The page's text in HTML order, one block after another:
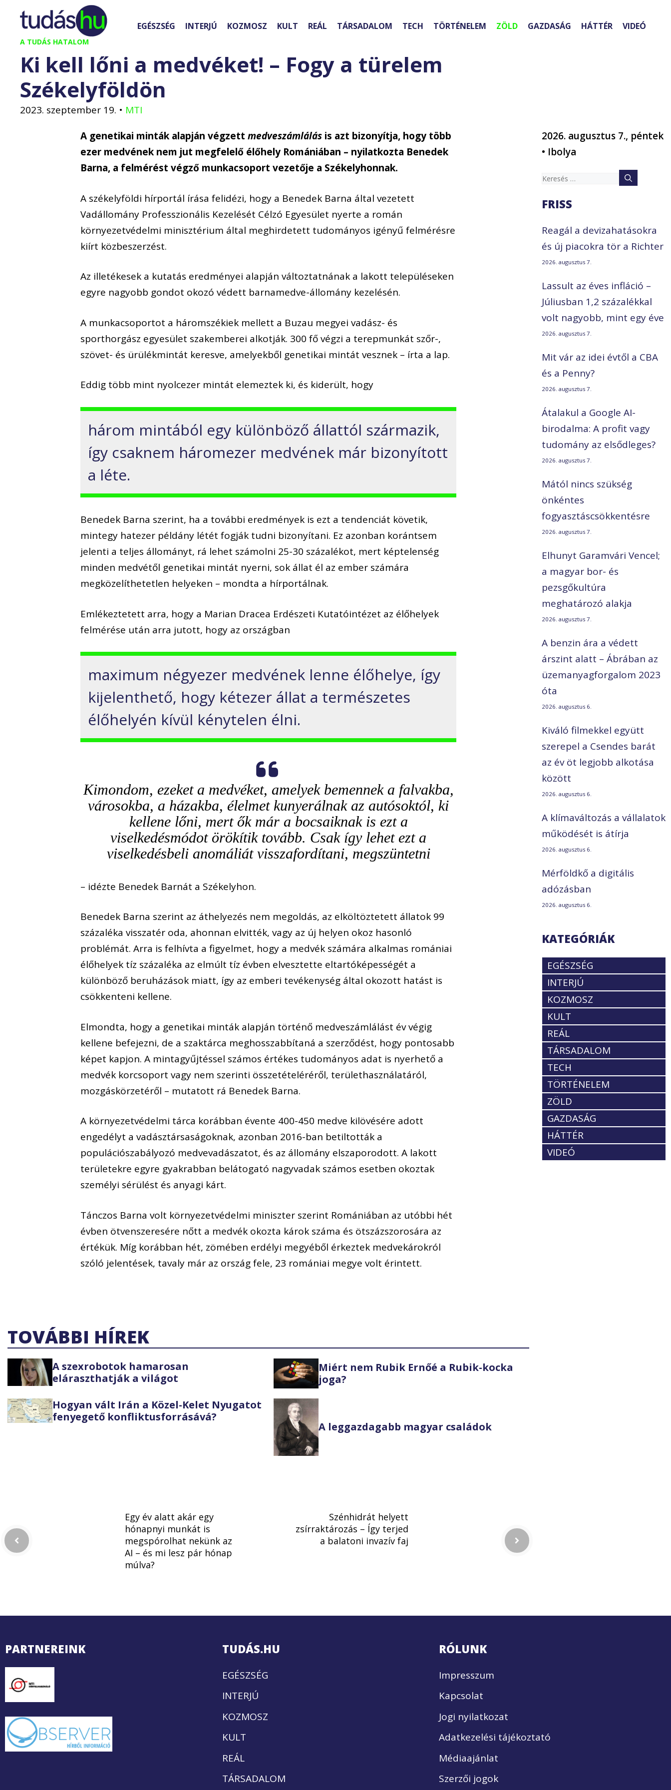
Kilépés
tartalomba
A TUDÁS HATALOM
EGÉSZSÉG INTERJÚ KOZMOSZ KULT REÁL TÁRSADALOM TECH TÖRTÉNELEM ZÖLD GAZDASÁG HÁTTÉR VIDEÓ
Ki kell lőni a medvéket! – Fogy a türelem
Székelyföldön
2023. szeptember 19. • MTI
A genetikai minták alapján végzettmedveszámlálás is azt bizonyítja, hogy több
ezer medvének nem jut megfelelő élőhely Romániában – nyilatkozta Benedek
Barna, a felmérést végző munkacsoport vezetője a Székelyhonnak.
A székelyföldi hírportál írása felidézi, hogy a Benedek Barna által vezetett
Vadállomány Professzionális Kezelését Célzó Egyesület nyerte a román
környezetvédelmi minisztérium által meghirdetett tudományos igényű felmérésre
kiírt közbeszerzést.
Az illetékesek a kutatás eredményei alapján változtatnának a lakott településeken
egyre nagyobb gondot okozó védett barnamedve-állomány kezelésén.
A munkacsoportot a háromszékiek mellett a Buzau megyei vadász- és
sporthorgász egyesület szakemberei alkotják. 300 fő végzi a terepmunkát szőr-,
szövet- és ürülékmintát keresve, amelyekből genetikai mintát vesznek – írta a lap.
Eddig több mint nyolcezer mintát elemeztek ki, és kiderült, hogy
három mintából egy különböző állattól származik,
így csaknem háromezer medvének már bizonyított
a léte.
Benedek Barna szerint, ha a további eredmények is ezt a tendenciát követik,
mintegy hatezer példány létét fogják tudni bizonyítani. Ez azonban korántsem
jelenti a teljes állományt, rá lehet számolni 25-30 százalékot, mert képtelenség
minden medvétől genetikai mintát nyerni, sok állat él az ember számára
megközelíthetetlen helyeken – mondta a hírportálnak.
Emlékeztetett arra, hogy a Marian Dracea Erdészeti Kutatóintézet az élőhelyek
felmérése után arra jutott, hogy az országban
maximum négyezer medvének lenne élőhelye, így
kijelenthető, hogy kétezer állat a természetes
élőhelyén kívül kénytelen élni.
Kimondom, ezeket a medvéket, amelyek bemennek a falvakba,
városokba, a házakba, élelmet kunyerálnak az autósoktól, ki
kellene lőni, mert ők már a bocsaiknak is ezt a
viselkedésmódot örökítik tovább. Csak így lehet ezt a
viselkedésbeli anomáliát visszafordítani, megszüntetni
– idézte Benedek Barnát a Székelyhon.
Benedek Barna szerint az áthelyezés nem megoldás, az elköltöztetett állatok 99
százaléka visszatér oda, ahonnan elvitték, vagy az új helyen okoz hasonló
problémát. Arra is felhívta a figyelmet, hogy a medvék számára alkalmas romániai
élőhelyek tíz százaléka az elmúlt tíz évben elvesztette eltartóképességét a
különböző beruházások miatt, így az emberi tevékenység által okozott hatást is
csökkenteni kellene.
Elmondta, hogy a genetikai minták alapján történő medveszámlálást év végig
kellene befejezni, de a szaktárca meghosszabbítaná a szerződést, hogy pontosabb
képet kapjon. A mintagyűjtéssel számos értékes tudományos adat is nyerhető a
medvék korcsoport vagy nem szerinti összetételéréről, területhasználatáról,
mozgáskörzetéről – mutatott rá Benedek Barna.
A környezetvédelmi tárca korábban évente 400-450 medve kilövésére adott
engedélyt a vadásztársaságoknak, azonban 2016-ban betiltották a
populációszabályozó medvevadászatot, és az állomány elszaporodott. A lakott
területekre egyre gyakrabban belátogató nagyvadak számos esetben okoztak
személyi sérülést és anyagi kárt.
Tánczos Barna volt környezetvédelmi miniszter szerint Romániában az utóbbi hét
évben ötvenszeresére nőtt a medvék okozta károk száma és ötszázszorosára az
értékük. Míg korábban hét, zömében erdélyi megyéből érkeztek medvekárokról
szóló jelentések, tavaly már az ország fele, 23 romániai megye volt érintett.
TOVÁBBI HÍREK
A szexrobotok hamarosan
eláraszthatják a világot
Miért nem Rubik Ernőé a Rubik-kocka
joga?
Hogyan vált Irán a Közel-Kelet Nyugatot
fenyegető konfliktusforrásává?
A leggazdagabb magyar családok
2026. augusztus 7., péntek
• Ibolya
Keresés:
FRISS
Reagál a devizahatásokra
és új piacokra tör a Richter
2026. augusztus 7.
Lassult az éves infláció –
Júliusban 1,2 százalékkal
volt nagyobb, mint egy éve
2026. augusztus 7.
Mit vár az idei évtől a CBA
és a Penny?
2026. augusztus 7.
Átalakul a Google AI-
birodalma: A profit vagy
tudomány az elsődleges?
2026. augusztus 7.
Mától nincs szükség
önkéntes
fogyasztáscsökkentésre
2026. augusztus 7.
Elhunyt Garamvári Vencel;
a magyar bor- és
pezsgőkultúra
meghatározó alakja
2026. augusztus 7.
A benzin ára a védett
árszint alatt – Ábrában az
üzemanyagforgalom 2023
óta
2026. augusztus 6.
Kiváló filmekkel együtt
szerepel a Csendes barát
az év öt legjobb alkotása
között
2026. augusztus 6.
A klímaváltozás a vállalatok
működését is átírja
2026. augusztus 6.
Mérföldkő a digitális
adózásban
2026. augusztus 6.
KATEGÓRIÁK
EGÉSZSÉG
INTERJÚ
KOZMOSZ
KULT
REÁL
TÁRSADALOM
TECH
TÖRTÉNELEM
ZÖLD
GAZDASÁG
HÁTTÉR
VIDEÓ
Egy év alatt akár egy
hónapnyi munkát is
megspórolhat nekünk az
AI – és mi lesz pár hónap
múlva?
Szénhidrát helyett
zsírraktározás – Így terjed
a balatoni invazív faj
PARTNEREINK TUDÁS.HU
EGÉSZSÉG
INTERJÚ
KOZMOSZ
KULT
REÁL
TÁRSADALOM
RÓLUNK
Impresszum
Kapcsolat
Jogi nyilatkozat
Adatkezelési tájékoztató
Médiaajánlat
Szerzői jogok